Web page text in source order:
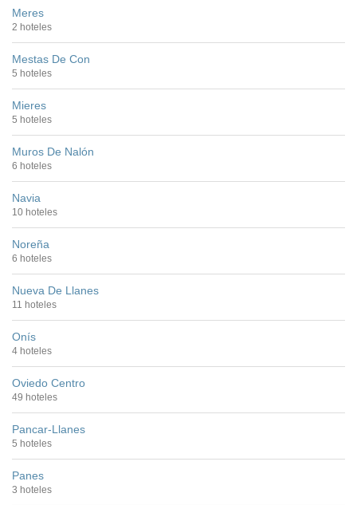
Meres
2 hoteles
Mestas De Con
5 hoteles
Mieres
5 hoteles
Muros De Nalón
6 hoteles
Navia
10 hoteles
Noreña
6 hoteles
Nueva De Llanes
11 hoteles
Onís
4 hoteles
Oviedo Centro
49 hoteles
Pancar-Llanes
5 hoteles
Panes
3 hoteles